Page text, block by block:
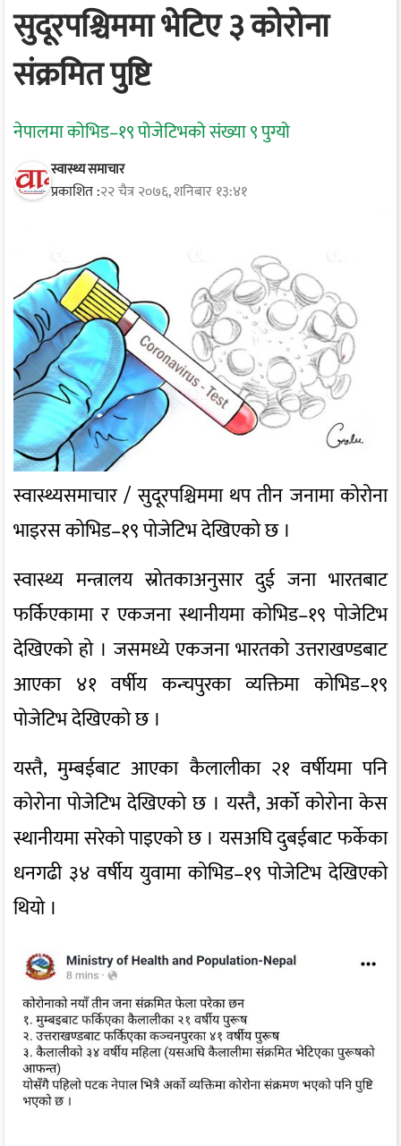
सुदूरपश्चिममा भेटिए ३ कोरोना
संक्रमित पुष्टि
नेपालमा कोभिड–१९ पोजेटिभको संख्या ९ पुग्यो
स्वास्थ्य समाचार
प्रकाशित :२२ चैत्र २०७६, शनिबार १३:४१
स्वास्थ्यसमाचार / सुदूरपश्चिममा थप तीन जनामा कोरोना
भाइरस कोभिड–१९ पोजेटिभ देखिएको छ ।
स्वास्थ्य मन्त्रालय स्रोतकाअनुसार दुई जना भारतबाट
फर्किएकामा र एकजना स्थानीयमा कोभिड–१९ पोजेटिभ
देखिएको हो । जसमध्ये एकजना भारतको उत्तराखण्डबाट
आएका ४१ वर्षीय कन्चपुरका व्यक्तिमा कोभिड–१९
पोजेटिभ देखिएको छ ।
यस्तै, मुम्बईबाट आएका कैलालीका २१ वर्षीयमा पनि
कोरोना पोजेटिभ देखिएको छ । यस्तै, अर्को कोरोना केस
स्थानीयमा सरेको पाइएको छ । यसअघि दुबईबाट फर्केका
धनगढी ३४ वर्षीय युवामा कोभिड–१९ पोजेटिभ देखिएको
थियो ।